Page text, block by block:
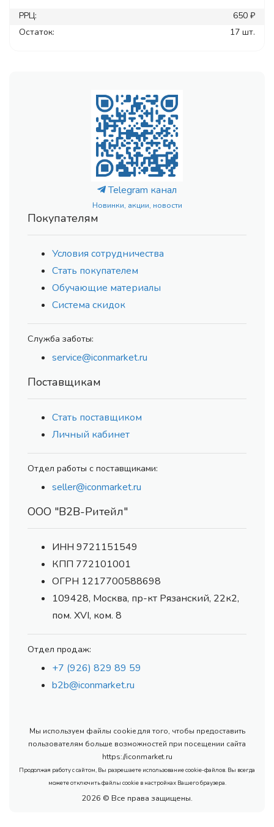
РРЦ:
650 ₽
Остаток:
17 шт.
Telegram канал
Новинки, акции, новости
Покупателям
Условия сотрудничества
Стать покупателем
Обучающие материалы
Система скидок
Служба заботы:
service@iconmarket.ru
Поставщикам
Стать поставщиком
Личный кабинет
Отдел работы с поставщиками:
seller@iconmarket.ru
ООО "В2В-Ритейл"
ИНН 9721151549
КПП 772101001
ОГРН 1217700588698
109428, Москва, пр-кт Рязанский, 22к2,
пом. XVI, ком. 8
Отдел продаж:
+7 (926) 829 89 59
b2b@iconmarket.ru
Мы используем файлы cookie для того, чтобы предоставить
пользователям больше возможностей при посещении сайта
https://iconmarket.ru
Продолжая работу с сайтом, Вы разрешаете использование cookie-файлов. Вы всегда
можете отключить файлы cookie в настройках Вашего браузера.
2026 © Все права защищены.